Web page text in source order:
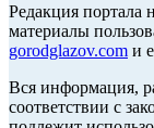
Редакция портала
материалы
gorodglazov.com и
Вся информация,
соответствии с